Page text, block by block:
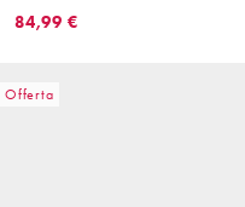
scivolate blu lavaggio medio in
84,99 €
Offerta